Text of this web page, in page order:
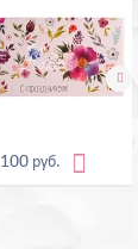
100 руб. 
